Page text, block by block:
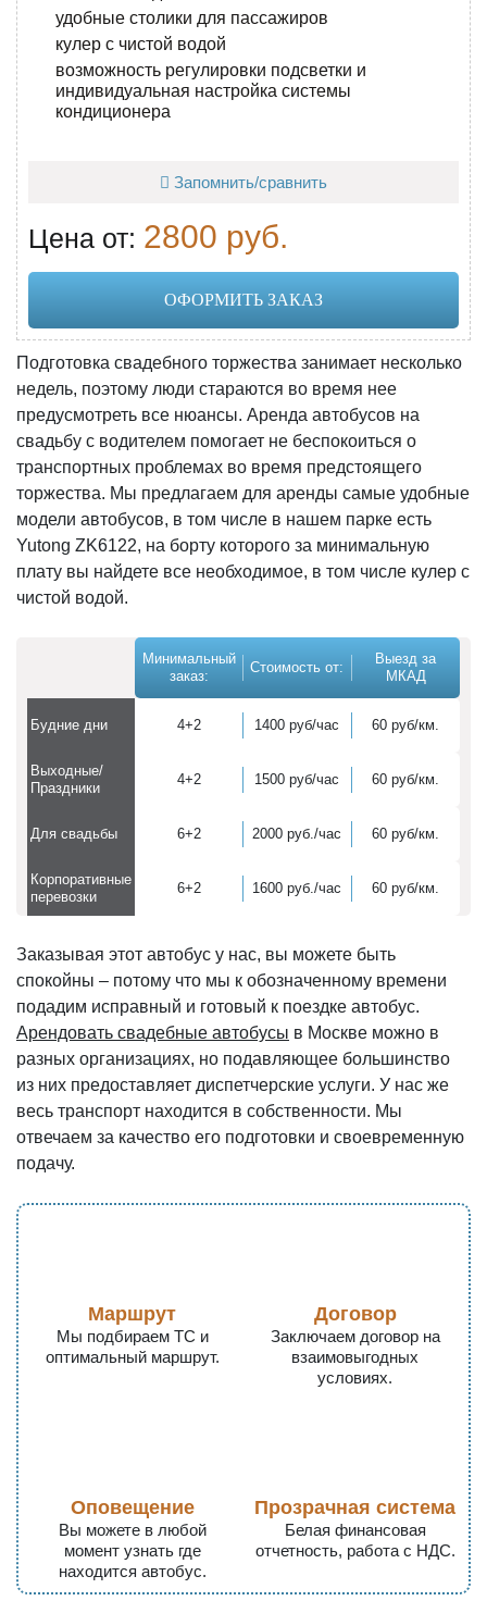
удобные столики для пассажиров
кулер с чистой водой
возможность регулировки подсветки и
индивидуальная настройка системы
кондиционера
Запомнить/сравнить
Цена от: 2800 руб.
ОФОРМИТЬ ЗАКАЗ
Подготовка свадебного торжества занимает несколько
недель, поэтому люди стараются во время нее
предусмотреть все нюансы. Аренда автобусов на
свадьбу с водителем помогает не беспокоиться о
транспортных проблемах во время предстоящего
торжества. Мы предлагаем для аренды самые удобные
модели автобусов, в том числе в нашем парке есть
Yutong ZK6122, на борту которого за минимальную
плату вы найдете все необходимое, в том числе кулер с
чистой водой.
Минимальный
заказ:
Стоимость от:
Выезд за
МКАД
Будние дни 4+2 1400 руб/час 60 руб/км.
Выходные/
Праздники
4+2 1500 руб/час 60 руб/км.
Для свадьбы 6+2 2000 руб./час 60 руб/км.
Корпоративные
перевозки
6+2 1600 руб./час 60 руб/км.
Заказывая этот автобус у нас, вы можете быть
спокойны – потому что мы к обозначенному времени
подадим исправный и готовый к поездке автобус.
Арендовать свадебные автобусы в Москве можно в
разных организациях, но подавляющее большинство
из них предоставляет диспетчерские услуги. У нас же
весь транспорт находится в собственности. Мы
отвечаем за качество его подготовки и своевременную
подачу.
Маршрут
Мы подбираем ТС и
оптимальный маршрут.
Договор
Заключаем договор на
взаимовыгодных
условиях.
Оповещение
Вы можете в любой
момент узнать где
находится автобус.
Прозрачная система
Белая финансовая
отчетность, работа с НДС.